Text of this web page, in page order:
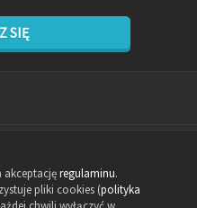
SIĘ
akceptacjęregulaminu.
pliki cookies (polityka